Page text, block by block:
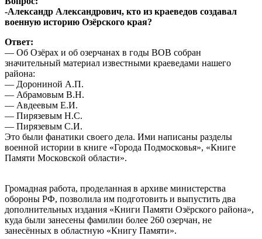
-Александр Александрович, кто из краеведов создавал
военную историю Озёрского края?
Ответ:
— Об Озёрах и об озерчанах в годы ВОВ собран
значительный материал известными краеведами нашего
района:
— Дорониной А.П.
— Абрамовым В.Н.
— Авдеевым Е.И.
— Пирязевым Н.С.
— Пирязевым С.И.
Это были фанатики своего дела. Ими написаны разделы
военной истории в книге «Города Подмосковья», «Книге
Памяти Московской области».
Громадная работа, проделанная в архиве министерства
обороны РФ, позволила им подготовить и выпустить два
дополнительных издания «Книги Памяти Озёрского района»,
куда были занесены фамилии более 260 озерчан, не
занесённых в областную «Книгу Памяти».